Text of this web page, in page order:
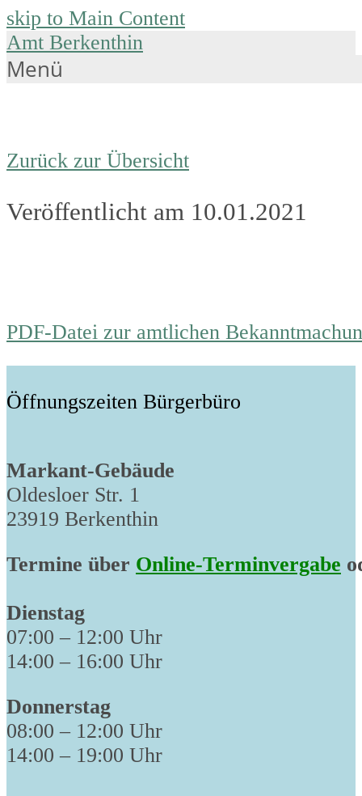
skip to Main Content
Amt Berkenthin
Menü
Zurück zur Übersicht
Veröffentlicht am 10.01.2021
PDF-Datei zur amtlichen
Öffnungszeiten Bürgerbüro
Markant-Gebäude
Oldesloer Str. 1
23919 Berkenthin
Termine über Online-Terminvergabe
Dienstag
07:00 – 12:00 Uhr
14:00 – 16:00 Uhr
Donnerstag
08:00 – 12:00 Uhr
14:00 – 19:00 Uhr